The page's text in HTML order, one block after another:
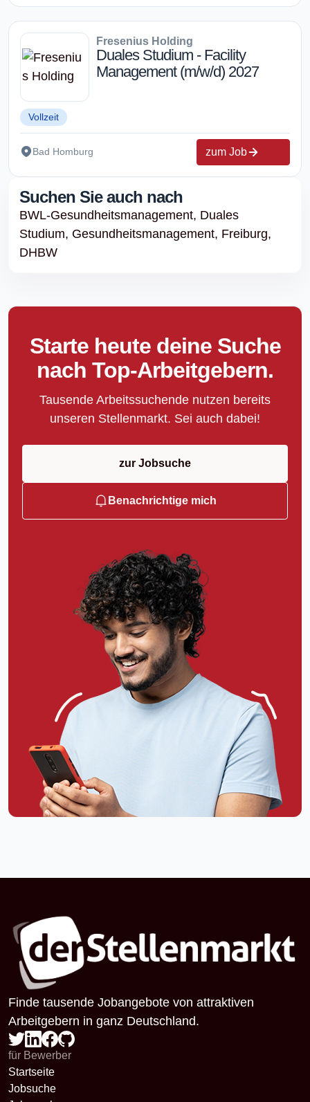
Fresenius Holding
Duales Studium - Facility
Management (m/w/d) 2027
Vollzeit
Bad Homburg zum Job
Suchen Sie auch nach
BWL-Gesundheitsmanagement, Duales
Studium, Gesundheitsmanagement, Freiburg,
DHBW
Starte heute deine Suche
nach Top-Arbeitgebern.
Tausende Arbeitssuchende nutzen bereits
unseren Stellenmarkt. Sei auch dabei!
zur Jobsuche
Benachrichtige mich
Finde tausende Jobangebote von attraktiven
Arbeitgebern in ganz Deutschland.
für Bewerber
Startseite
Jobsuche